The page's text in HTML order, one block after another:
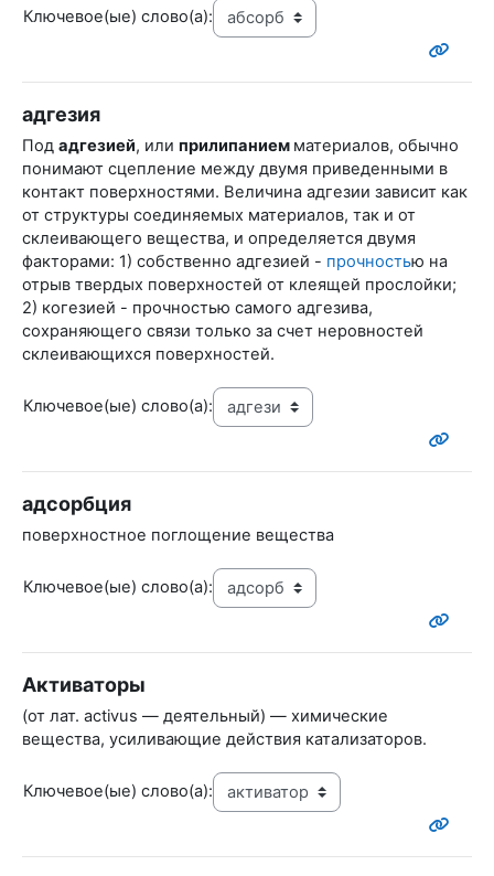
Ключевое(ые) слово(а):
адгезия
Под адгезией, или прилипанием материалов, обычно
понимают сцепление между двумя приведенными в
контакт поверхностями. Величина адгезии зависит как
от структуры соединяемых материалов, так и от
склеивающего вещества, и определяется двумя
факторами: 1) собственно адгезией - прочностью на
отрыв твердых поверхностей от клеящей прослойки;
2) когезией - прочностью самого адгезива,
сохраняющего связи только за счет неровностей
склеивающихся поверхностей.
Ключевое(ые) слово(а):
адсорбция
поверхностное поглощение вещества
Ключевое(ые) слово(а):
Активаторы
(от лат. activus — деятельный) — химические
вещества, усиливающие действия катализаторов.
Ключевое(ые) слово(а):